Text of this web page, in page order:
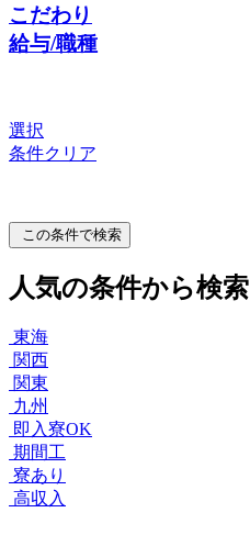
こだわり
給与/職種
選択
条件クリア
この条件で検索
人気の条件から検索
東海
関西
関東
九州
即入寮OK
期間工
寮あり
高収入